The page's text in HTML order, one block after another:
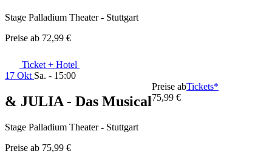
Stage Palladium Theater - Stuttgart
Preise ab 72,99 €
Ticket + Hotel
17 Okt Sa. - 15:00
& JULIA - Das Musical
Stage Palladium Theater - Stuttgart
Preise ab 75,99 €
Preise ab
75,99 €
Tickets*